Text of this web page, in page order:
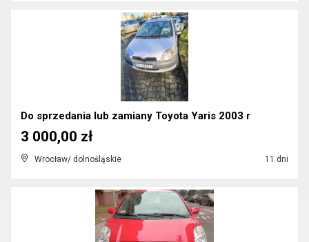
Do sprzedania lub zamiany Toyota Yaris 2003 r
Wrocław/ dolnośląskie 11 dni
3 000,00 zł